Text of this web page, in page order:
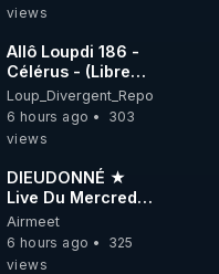
views
Allô Loupdi 186 -
Célérus - (Libre
Antenne) - Loup
Divergent
2026.08.06
Loup_Divergent_Reposts
6 hours ago
303
views
DIEUDONNÉ ★
Live Du Mercredi
5 Août 2026
Airmeet
6 hours ago
325
views